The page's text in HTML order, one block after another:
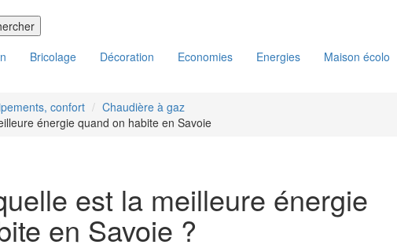
Bricolage Décoration Economies Energies Maison écolo
confort
Chaudière à gaz
énergie quand on habite en Savoie
est la meilleure énergie
en Savoie ?